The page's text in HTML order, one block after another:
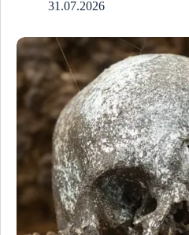
31.07.2026